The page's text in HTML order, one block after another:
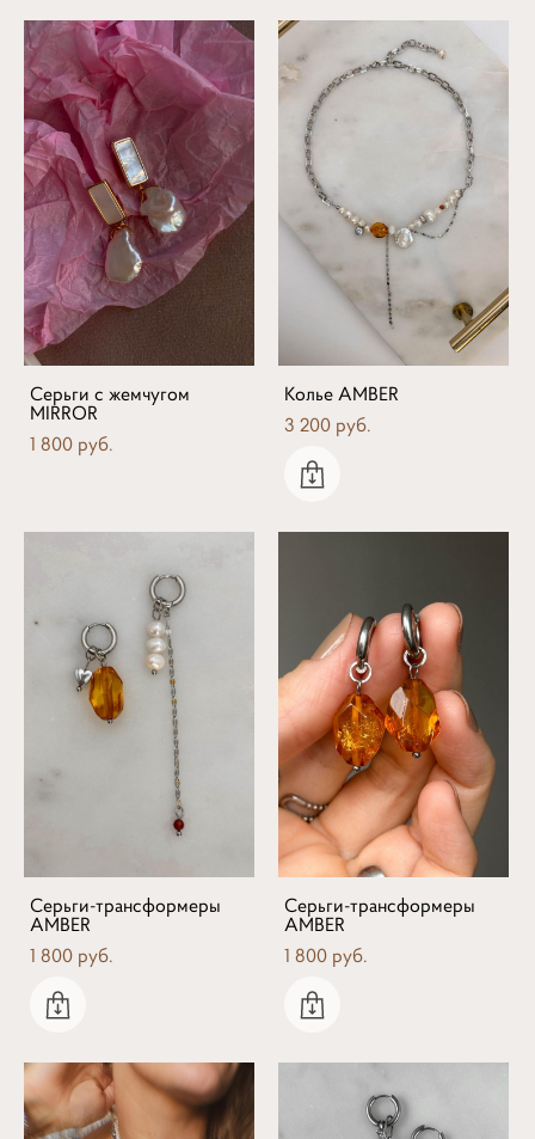
Серьги с жемчугом
MIRROR
1 800 pуб.
Колье AMBER
3 200 pуб.
Серьги-трансформеры
AMBER
1 800 pуб.
Серьги-трансформеры
AMBER
1 800 pуб.